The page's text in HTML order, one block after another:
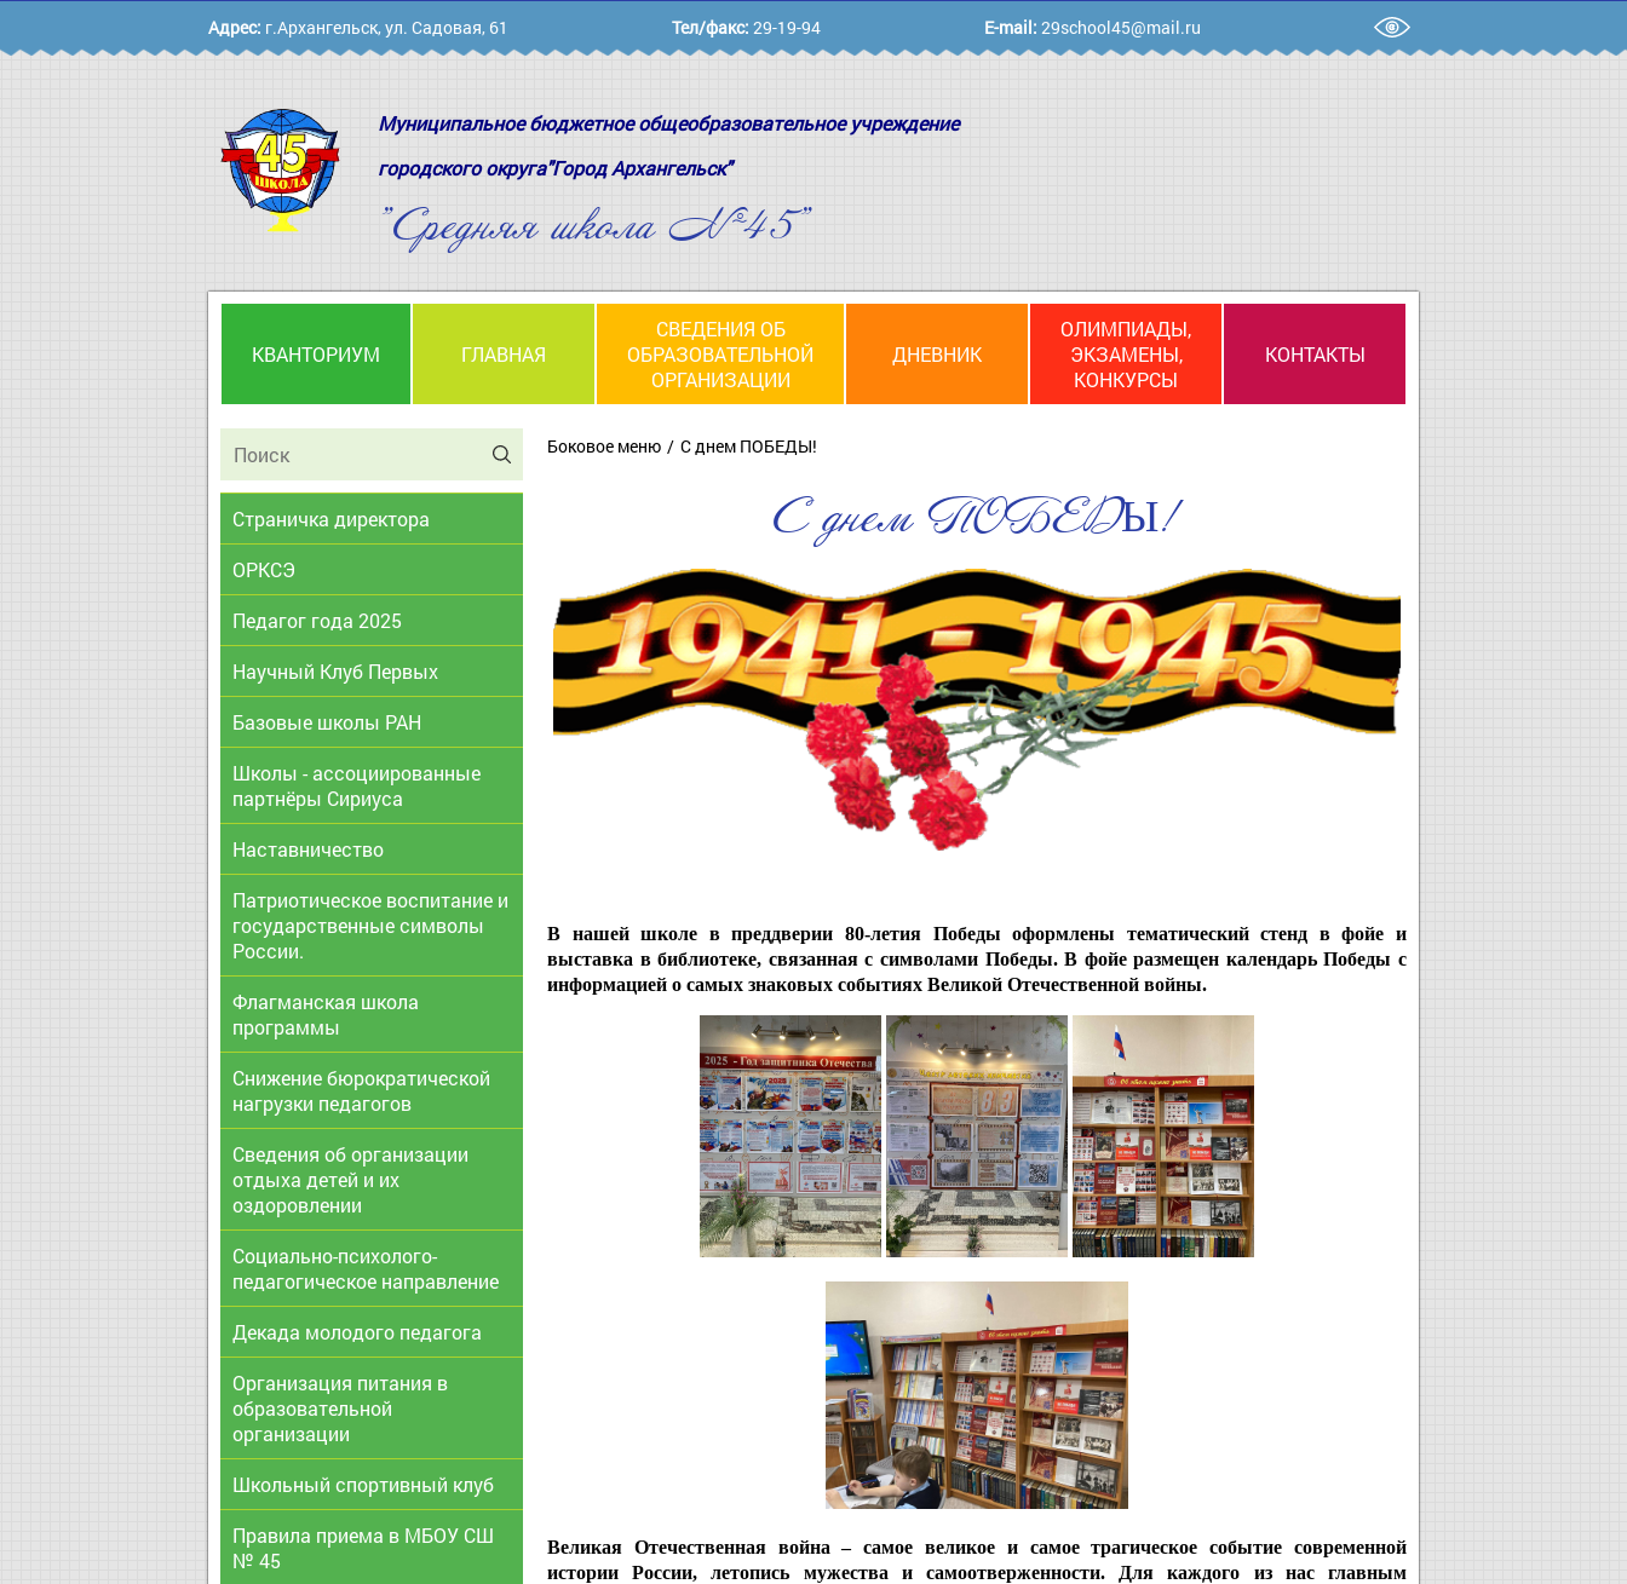
Адрес: г.Архангельск, ул. Садовая, 61 Тел/факс: 29-19-94 E-mail: 29school45@mail.ru
Муниципальное бюджетное общеобразовательное учреждение
городского округа"Город Архангельск"
"Средняя школа №45"
КВАНТОРИУМ ГЛАВНАЯ
СВЕДЕНИЯ ОБ
ОБРАЗОВАТЕЛЬНОЙ
ОРГАНИЗАЦИИ
ДНЕВНИК
ОЛИМПИАДЫ,
ЭКЗАМЕНЫ,
КОНКУРСЫ
КОНТАКТЫ
Страничка директора
ОРКСЭ
Педагог года 2025
Научный Клуб Первых
Базовые школы РАН
Школы - ассоциированные
партнёры Сириуса
Наставничество
Патриотическое воспитание и
государственные символы
России.
Флагманская школа
программы
Снижение бюрократической
нагрузки педагогов
Сведения об организации
отдыха детей и их
оздоровлении
Социально-психолого-
педагогическое направление
Декада молодого педагога
Организация питания в
образовательной
организации
Школьный спортивный клуб
Правила приема в МБОУ СШ
№ 45
Боковое меню С днем ПОБЕДЫ!
С днем ПОБЕДЫ!
В нашей школе в преддверии 80-летия Победы оформлены тематический стенд в фойе и
выставка в библиотеке, связанная с символами Победы. В фойе размещен календарь Победы с
информацией о самых знаковых событиях Великой Отечественной войны.
Великая Отечественная война – самое великое и самое трагическое событие современной
истории России, летопись мужества и самоотверженности. Для каждого из нас главным